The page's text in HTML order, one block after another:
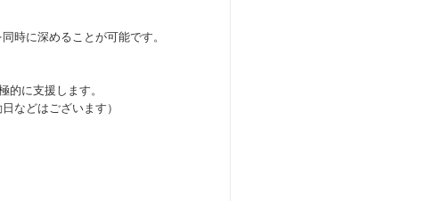
時に深めることが可能です。
的に支援します。
などはございます）